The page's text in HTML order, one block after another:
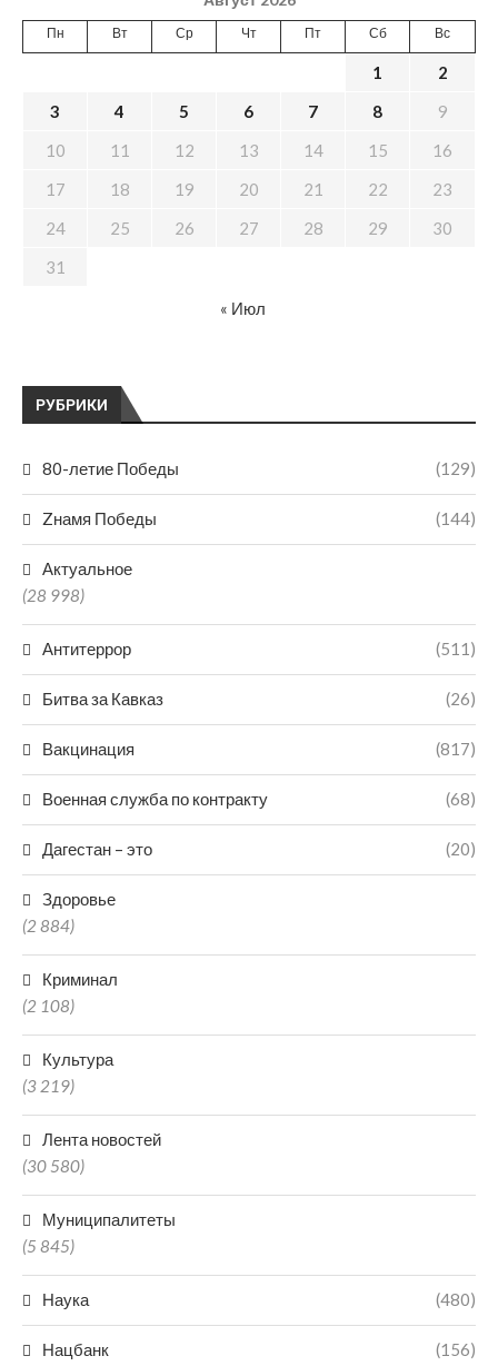
РУБРИКИ
80-летие Победы (129)
Zнамя Победы (144)
Актуальное
(28 998)
Антитеррор (511)
Битва за Кавказ (26)
Вакцинация (817)
Военная служба по контракту (68)
Дагестан – это (20)
Здоровье
(2 884)
Криминал
(2 108)
Культура
(3 219)
Лента новостей
(30 580)
Муниципалитеты
(5 845)
Наука (480)
Нацбанк (156)
Пн Вт Ср Чт Пт Сб Вс
1
2
3
4 5 6 7 8
9
10
11 12 13 14 15
16
17
18 19 20 21 22
23
24
25 26 27 28 29
30
31
« Июл